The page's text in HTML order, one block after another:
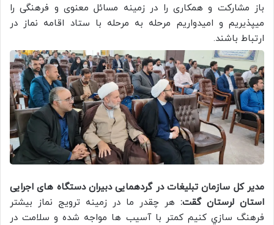
باز مشارکت و همکاری را در زمینه مسائل معنوی و فرهنگی را
میپذیریم و امیدواریم مرحله به مرحله با ستاد اقامه نماز در
ارتباط باشند.
مدیر کل سازمان تبلیغات در گردهمایی دبیران دستگاه های اجرایی
استان لرستان گقت: هر چقدر ما در زمينه ترويج نماز بيشتر
فرهنگ سازي كنيم كمتر با آسيب ها مواجه شده و سلامت در